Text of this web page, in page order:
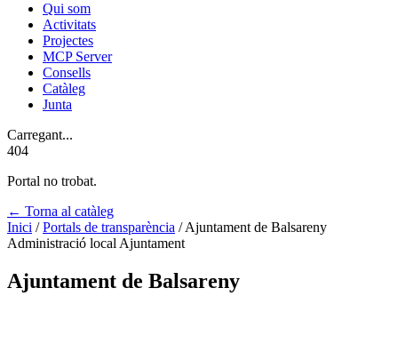
Qui som
Activitats
Projectes
MCP Server
Consells
Catàleg
Junta
Carregant...
404
Portal no trobat.
← Torna al catàleg
Inici / Portals de transparència / Ajuntament de Balsareny
Administració local Ajuntament
Ajuntament de Balsareny